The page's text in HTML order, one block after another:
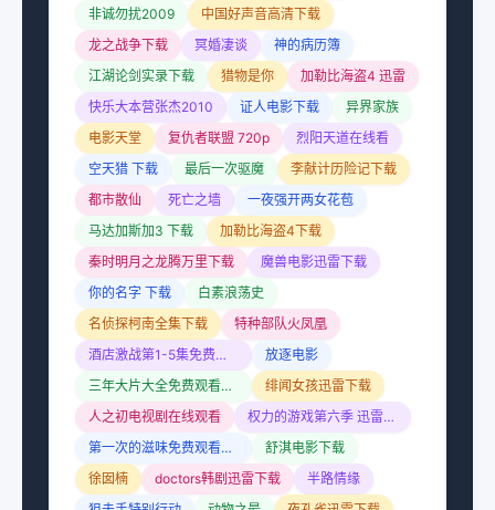
非诚勿扰2009
中国好声音高清下载
龙之战争下载
冥婚凄谈
神的病历簿
江湖论剑实录下载
猎物是你
加勒比海盗4 迅雷
快乐大本营张杰2010
证人电影下载
异界家族
电影天堂
复仇者联盟 720p
烈阳天道在线看
空天猎 下载
最后一次驱魔
李献计历险记下载
都市散仙
死亡之墙
一夜强开两女花苞
马达加斯加3 下载
加勒比海盗4下载
秦时明月之龙腾万里下载
魔兽电影迅雷下载
你的名字 下载
白素浪荡史
名侦探柯南全集下载
特种部队火凤凰
酒店激战第1-5集免费观看
放逐电影
三年大片大全免费观看国语版2024
绯闻女孩迅雷下载
人之初电视剧在线观看
权力的游戏第六季 迅雷下载
第一次的滋味免费观看电视剧二
舒淇电影下载
徐囡楠
doctors韩剧迅雷下载
半路情缘